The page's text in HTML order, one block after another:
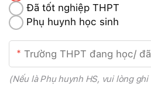
Đã tốt nghiệp THPT
Phụ huynh học sinh
(Nếu là Phụ huynh HS, vui lòng